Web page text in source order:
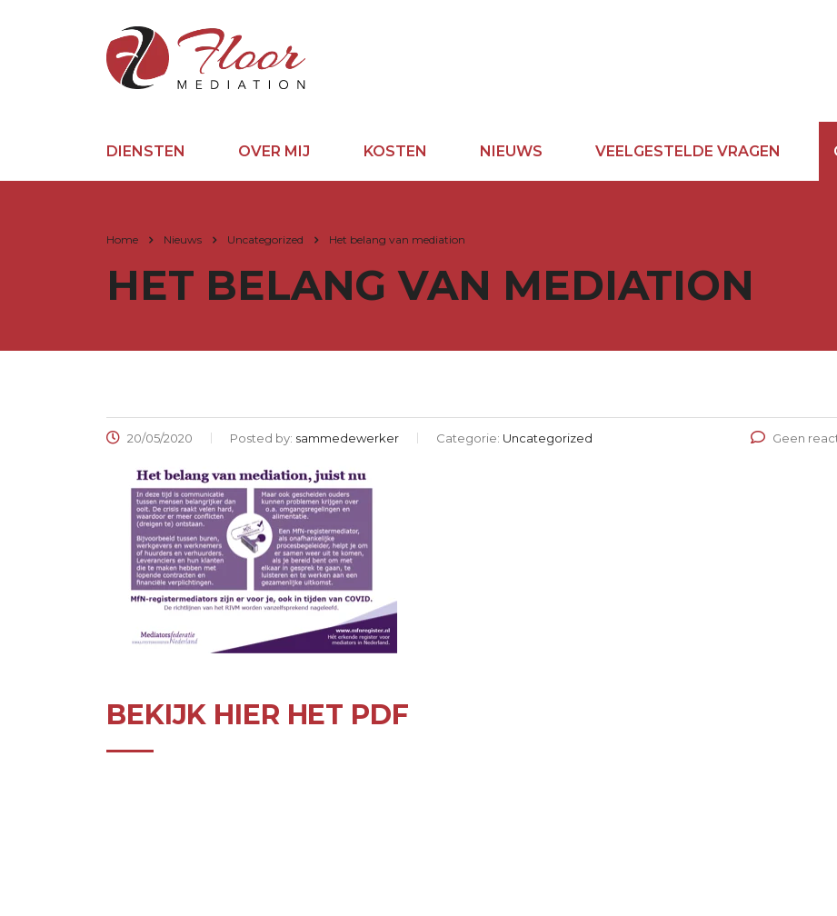
DIENSTEN OVER MIJ KOSTEN NIEUWS VEELGESTELDE VRAGEN
Home Nieuws Uncategorized Het belang van mediation
HET BELANG VAN MEDIATION
20/05/2020 Posted by: sammedewerker Categorie: Uncategorized Geen
BEKIJK HIER HET PDF